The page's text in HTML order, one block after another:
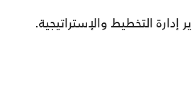
إدارة التخطيط والإستراتيجية.